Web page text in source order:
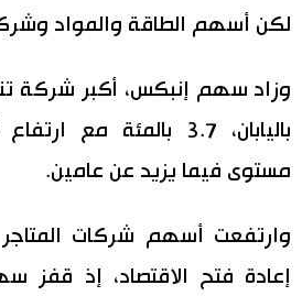
لكن أسهم الطاقة والمواد
وزاد سهم إنبكس، أكبر شركة
باليابان، 3.7 بالمئة
مستوى فيما يزيد عن عامين.
وارتفعت أسهم شركات